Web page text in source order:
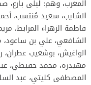
المغرب، وهم: ليلى بارع،
الشايب، سعيد مُنتسب،
فاطمة الزهراء المرابط،
الشافعي، علي بن
الواغيش، بوشعيب
مهيدرة، محمد حفيظي،
المصطفى كليتي، عبد